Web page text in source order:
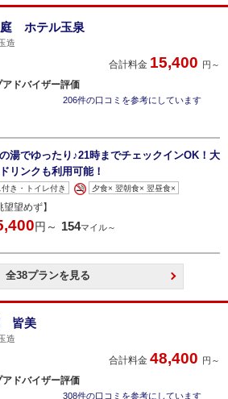
庭 ホテル玉泉
造
合計料金 15,400 円～
アドバイザー評価
206件の口コミを参考にしています
の湯でゆったり♪21時までチェックインOK！大
リンクも利用可能！
付き・トイレ付き 夕食× 翌朝食× 翌昼食×
望めず】
円～ 154マイル～
全38プランを見る
皆美
造
合計料金 48,400 円～
アドバイザー評価
308件の口コミを参考にしています